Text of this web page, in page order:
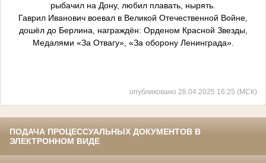
рыбачил на Дону, любил плавать, нырять.
Гаврил Иванович воевал в Великой Отечественной Войне,
дошёл до Берлина, награждён: Орденом Красной Звезды,
Медалями «За Отвагу», «За оборону Ленинграда».
опубликовано 28.04.2025 16:25 (МСК)
ПОДАЧА ПРОЦЕССУАЛЬНЫХ ДОКУМЕНТОВ В
ЭЛЕКТРОННОМ ВИДЕ